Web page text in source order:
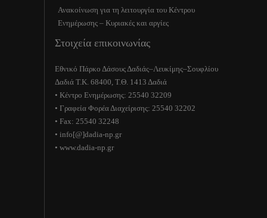
Ανακοίνωση για τη λειτουργία του Κέντρου
Ενημέρωσης – Κυριακές και αργίες
Στοιχεία επικοινωνίας
Εθνικό Πάρκο Δάσους Δαδιάς–Λευκίμης–Σουφλίου
Δαδιά Τ.Κ. 68400, Τ.Θ. 1413 Δαδιά
• Κέντρο Ενημέρωσης: 25540 32209
• Γραφεία Φορέα Διαχείρισης: 25540 32202
• Fax: 25540 32248
• info[@]dadia-np.gr
• www.dadia-np.gr